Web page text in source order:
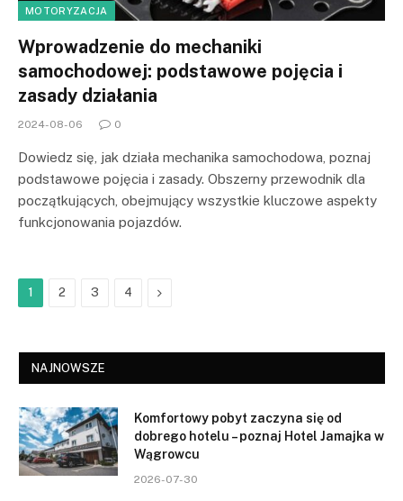
MOTORYZACJA
Wprowadzenie do mechaniki
samochodowej: podstawowe pojęcia i
zasady działania
2024-08-06 0
Dowiedz się, jak działa mechanika samochodowa, poznaj
podstawowe pojęcia i zasady. Obszerny przewodnik dla
początkujących, obejmujący wszystkie kluczowe aspekty
funkcjonowania pojazdów.
1 2 3 4 Next
NAJNOWSZE
Komfortowy pobyt zaczyna się od
dobrego hotelu – poznaj Hotel Jamajka w
Wągrowcu
2026-07-30